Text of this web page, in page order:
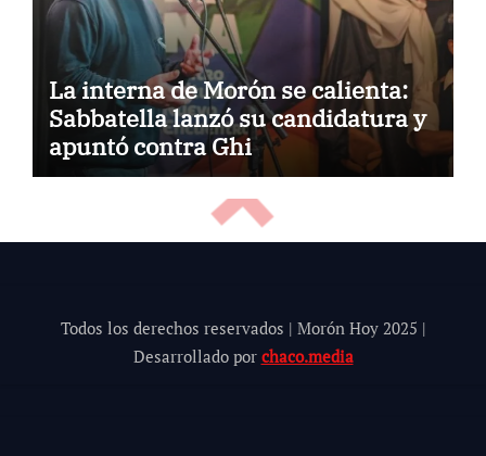
La interna de Morón se calienta:
Sabbatella lanzó su candidatura y
apuntó contra Ghi
Todos los derechos reservados | Morón Hoy 2025 |
Desarrollado por chaco.media